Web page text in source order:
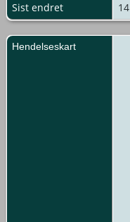
Sist endret
Hendelseskart